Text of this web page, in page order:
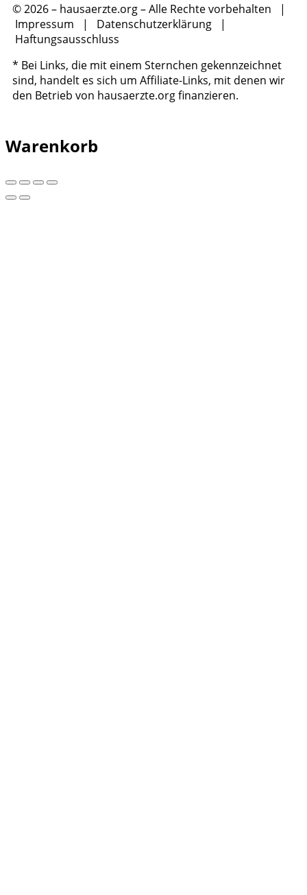
© 2026 – hausaerzte.org – Alle Rechte vorbehalten |
Impressum | Datenschutzerklärung |
Haftungsausschluss
* Bei Links, die mit einem Sternchen gekennzeichnet
sind, handelt es sich um Affiliate-Links, mit denen wir
den Betrieb von hausaerzte.org finanzieren.
Warenkorb